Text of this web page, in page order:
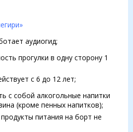
аудиогид;
прогулки в одну сторону 1
с 6 до 12 лет;
с собой алкогольные напитки
(кроме пенных напитков);
питания на борт не